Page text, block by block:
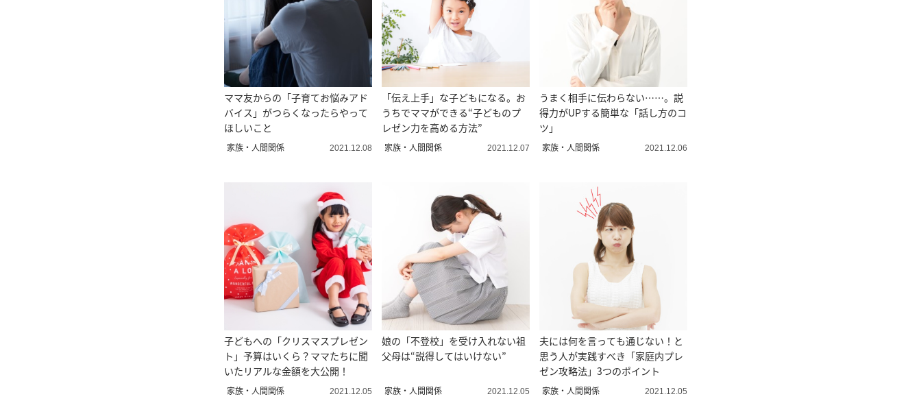
ママ友からの「子育てお悩みアド
バイス」がつらくなったらやって
ほしいこと
家族・人間関係 2021.12.08
「伝え上手」な子どもになる。お
うちでママができる“子どものプ
レゼン力を高める方法”
家族・人間関係 2021.12.07
うまく相手に伝わらない……。説
得力がUPする簡単な「話し方のコ
ツ」
家族・人間関係 2021.12.06
子どもへの「クリスマスプレゼン
ト」予算はいくら？ママたちに聞
いたリアルな金額を大公開！
家族・人間関係 2021.12.05
娘の「不登校」を受け入れない祖
父母は“説得してはいけない”
家族・人間関係 2021.12.05
夫には何を言っても通じない！と
思う人が実践すべき「家庭内プレ
ゼン攻略法」3つのポイント
家族・人間関係 2021.12.05